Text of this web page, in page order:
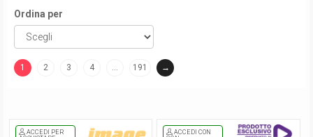
Ordina per
1
2 3 4 … 191 →
ACCEDI PER
ACCEDI CON